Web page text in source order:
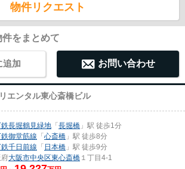
物件リクエスト
をまとめて
追加 お問い合わせ
エンタル東心斎橋ビル
長堀鶴見緑地 「長堀橋 」駅 徒歩1分
御堂筋線 「心斎橋 」駅 徒歩8分
千日前線 「 日本橋 」駅 徒歩9分
府大阪市中央区東心斎橋 １丁目4-1